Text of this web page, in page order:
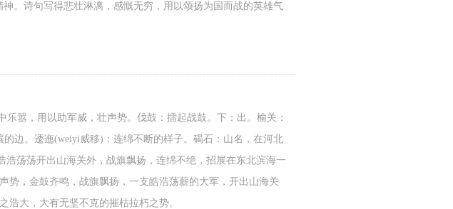
。诗句写得悲壮淋漓，感慨无穷，用以颂扬为国而战的英雄气
乐嚣，用以助军威，壮声势。伐鼓：擂起战鼓。下：出。榆关：
边。逶迤(weiyi威移)：连绵不断的样子。碣石：山名，在河北
荡荡开出山海关外，战旗飘扬，连绵不绝，招展在东北滨海一
势，金鼓齐鸣，战旗飘扬，一支皓浩荡薪的大军，开出山海关
浩大，大有无坚不克的摧枯拉朽之势。